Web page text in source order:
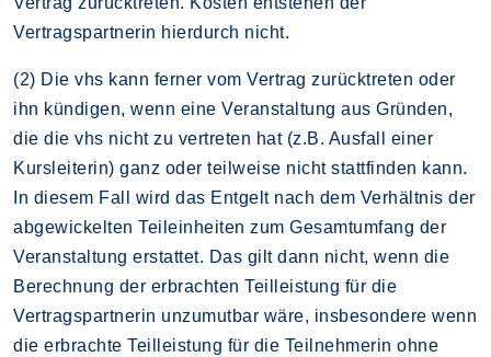
Vertragspartnerin hierdurch nicht.
(2) Die vhs kann ferner vom Vertrag zurücktreten oder
ihn kündigen, wenn eine Veranstaltung aus Gründen,
die die vhs nicht zu vertreten hat (z.B. Ausfall einer
Kursleiterin) ganz oder teilweise nicht stattfinden kann.
In diesem Fall wird das Entgelt nach dem Verhältnis der
abgewickelten Teileinheiten zum Gesamtumfang der
Veranstaltung erstattet. Das gilt dann nicht, wenn die
Berechnung der erbrachten Teilleistung für die
Vertragspartnerin unzumutbar wäre, insbesondere wenn
die erbrachte Teilleistung für die Teilnehmerin ohne